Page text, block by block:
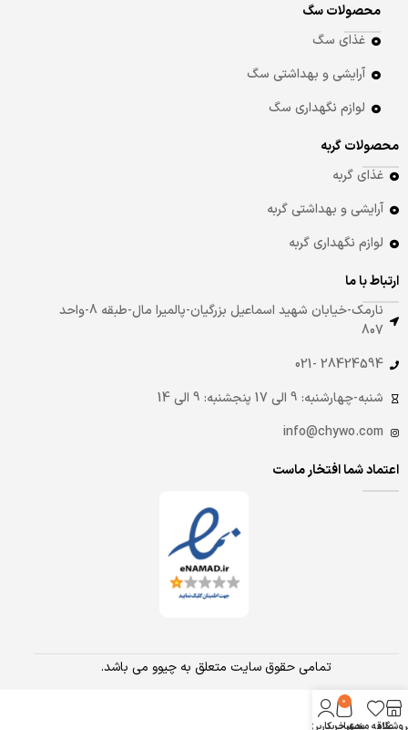
محصولات سگ
غذای سگ
آرایشی و بهداشتی سگ
لوازم نگهداری سگ
محصولات گربه
غذای گربه
آرایشی و بهداشتی گربه
لوازم نگهداری گربه
ارتباط با ما
نارمک-خیابان شهید اسماعیل بزرگیان-پالمیرا مال-طبقه 8-واحد
807
28424594 -021
شنبه-چهارشنبه: 9 الی 17 پنجشنبه: 9 الی 14
info@chywo.com
اعتماد شما افتخار ماست
تمامی حقوق سایت متعلق به چیوو می باشد.
علاقه مندی
0
سبد خرید
حساب کاربری من